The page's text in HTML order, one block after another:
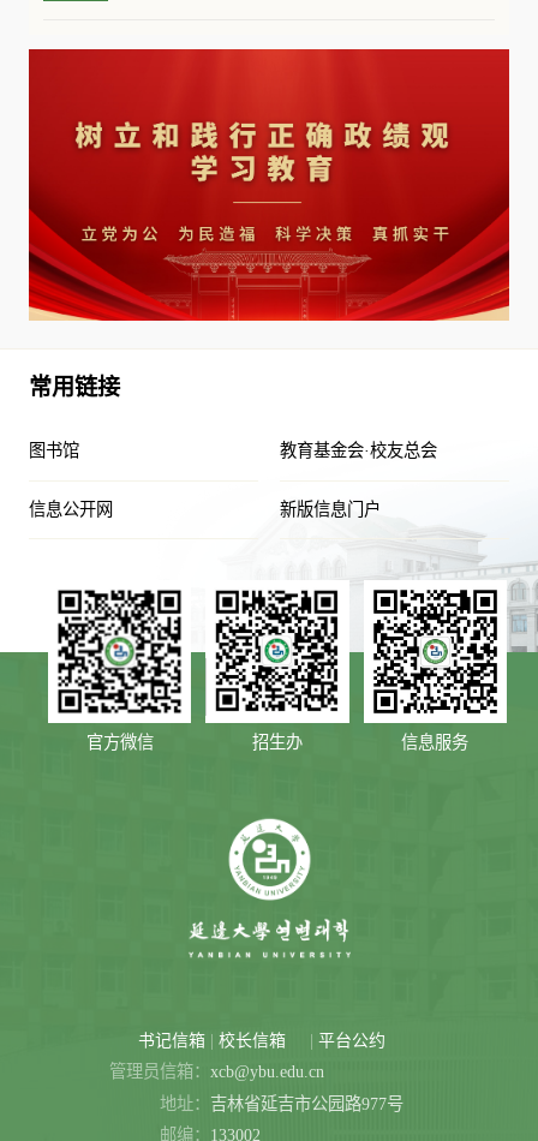
常用链接
图书馆 教育基金会·校友总会
信息公开网 新版信息门户
官方微信 招生办 信息服务
书记信箱 | 校长信箱 | 平台公约
管理员信箱： xcb@ybu.edu.cn
地址： 吉林省延吉市公园路977号
邮编： 133002